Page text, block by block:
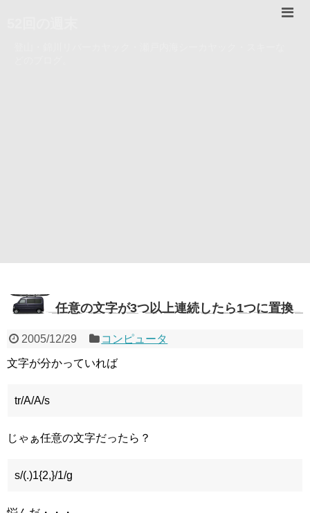
任意の文字が3つ以上連続したら1つに置換
2005/12/29 コンピュータ
文字が分かっていれば
tr/A/A/s
じゃぁ任意の文字だったら？
s/(.)1{2,}/1/g